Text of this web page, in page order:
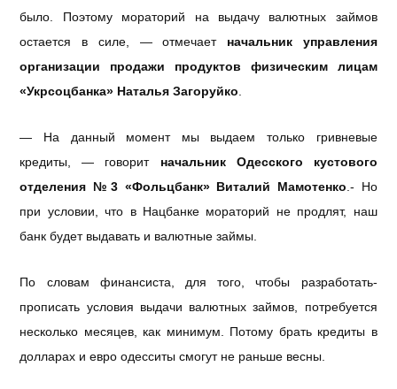
было. Поэтому мораторий на выдачу валютных займов
остается в силе, — отмечает начальник управления
организации продажи продуктов физическим лицам
«Укрсоцбанка» Наталья Загоруйко
— На данный момент мы выдаем только гривневые
кредиты, — говорит начальник Одесского кустового
отделения №3 «Фольцбанк» Виталий Мамотенко .- Но
при условии, что в Нацбанке мораторий не продлят, наш
банк будет выдавать и валютные займы.
По словам финансиста, для того, чтобы разработать-
прописать условия выдачи валютных займов, потребуется
несколько месяцев, как минимум. Потому брать кредиты в
долларах и евро одесситы смогут не раньше весны.